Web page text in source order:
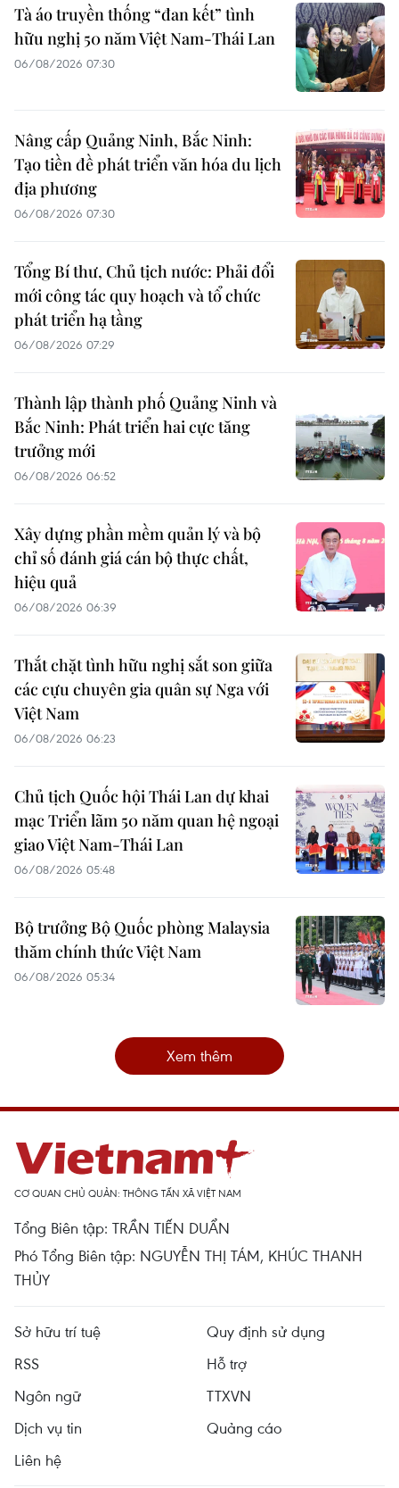
Tà áo truyền thống “đan kết” tình
hữu nghị 50 năm Việt Nam-Thái Lan
06/08/2026 07:30
Nâng cấp Quảng Ninh, Bắc Ninh:
Tạo tiền đề phát triển văn hóa du lịch
địa phương
06/08/2026 07:30
Tổng Bí thư, Chủ tịch nước: Phải đổi
mới công tác quy hoạch và tổ chức
phát triển hạ tầng
06/08/2026 07:29
Thành lập thành phố Quảng Ninh và
Bắc Ninh: Phát triển hai cực tăng
trưởng mới
06/08/2026 06:52
Xây dựng phần mềm quản lý và bộ
chỉ số đánh giá cán bộ thực chất,
hiệu quả
06/08/2026 06:39
Thắt chặt tình hữu nghị sắt son giữa
các cựu chuyên gia quân sự Nga với
Việt Nam
06/08/2026 06:23
Chủ tịch Quốc hội Thái Lan dự khai
mạc Triển lãm 50 năm quan hệ ngoại
giao Việt Nam-Thái Lan
06/08/2026 05:48
Bộ trưởng Bộ Quốc phòng Malaysia
thăm chính thức Việt Nam
06/08/2026 05:34
Xem thêm
CƠ QUAN CHỦ QUẢN: THÔNG TẤN XÃ VIỆT NAM
Tổng Biên tập: TRẦN TIẾN DUẨN
Phó Tổng Biên tập: NGUYỄN THỊ TÁM, KHÚC THANH
THỦY
Sở hữu trí tuệ
Quy định sử dụng
RSS
Hỗ trợ
Ngôn ngữ
TTXVN
Dịch vụ tin
Quảng cáo
Liên hệ